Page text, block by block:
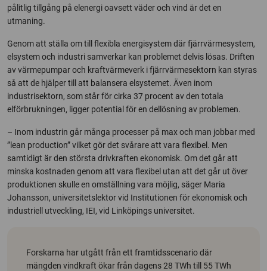
pålitlig tillgång på elenergi oavsett väder och vind är det en
utmaning.
Genom att ställa om till flexibla energisystem där fjärrvärmesystem,
elsystem och industri samverkar kan problemet delvis lösas. Driften
av värmepumpar och kraftvärmeverk i fjärrvärmesektorn kan styras
så att de hjälper till att balansera elsystemet. Även inom
industrisektorn, som står för cirka 37 procent av den totala
elförbrukningen, ligger potential för en dellösning av problemen.
– Inom industrin går många processer på max och man jobbar med
”lean production” vilket gör det svårare att vara flexibel. Men
samtidigt är den största drivkraften ekonomisk. Om det går att
minska kostnaden genom att vara flexibel utan att det går ut över
produktionen skulle en omställning vara möjlig, säger Maria
Johansson, universitetslektor vid Institutionen för ekonomisk och
industriell utveckling, IEI, vid Linköpings universitet.
Forskarna har utgått från ett framtidsscenario där
mängden vindkraft ökar från dagens 28 TWh till 55 TWh